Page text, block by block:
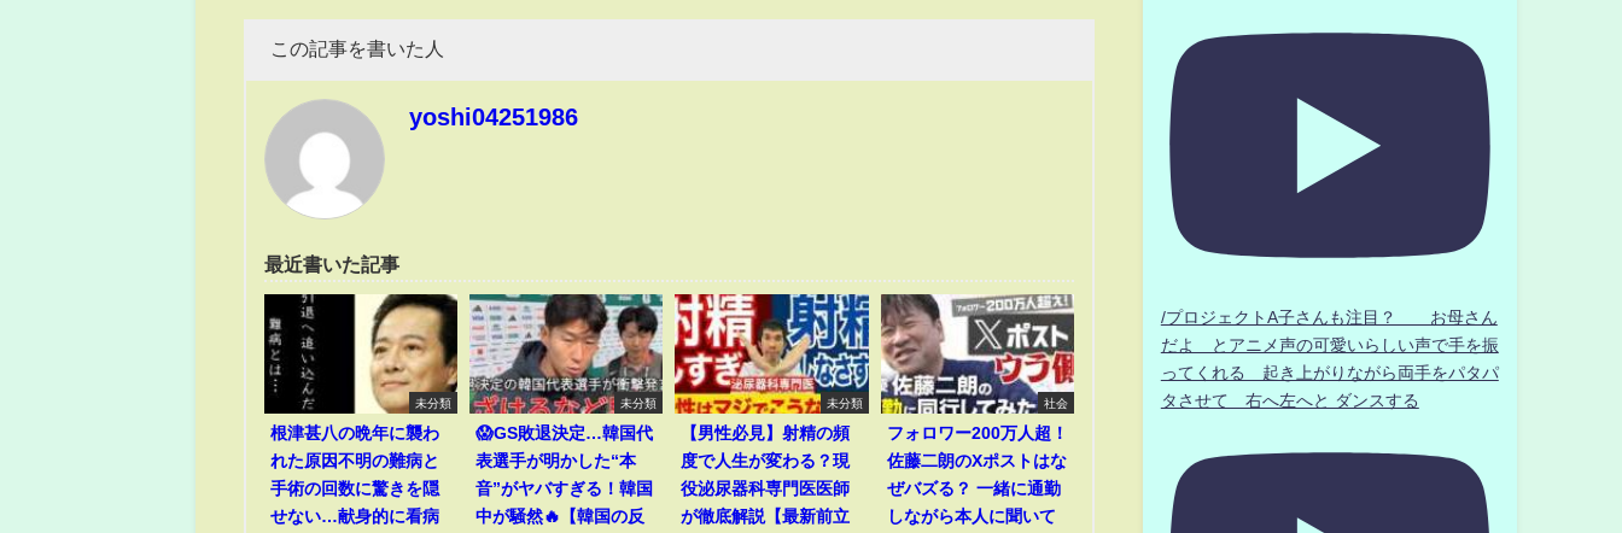
この記事を書いた人
yoshi04251986
最近書いた記事
未分類
根津甚八の晩年に襲わ
れた原因不明の難病と
手術の回数に驚きを隠
せない…献身的に看病
未分類
😱GS敗退決定…韓国代
表選手が明かした“本
音”がヤバすぎる！韓国
中が騒然🔥【韓国の反
未分類
【男性必見】射精の頻
度で人生が変わる？現
役泌尿器科専門医医師
が徹底解説【最新前立
社会
フォロワー200万人超！
佐藤二朗のXポストはな
ぜバズる？ 一緒に通勤
しながら本人に聞いて
/プロジェクトA子さんも注目？ お母さん
だよ とアニメ声の可愛いらしい声で手を振
ってくれる 起き上がりながら両手をパタパ
タさせて 右へ左へと ダンスする